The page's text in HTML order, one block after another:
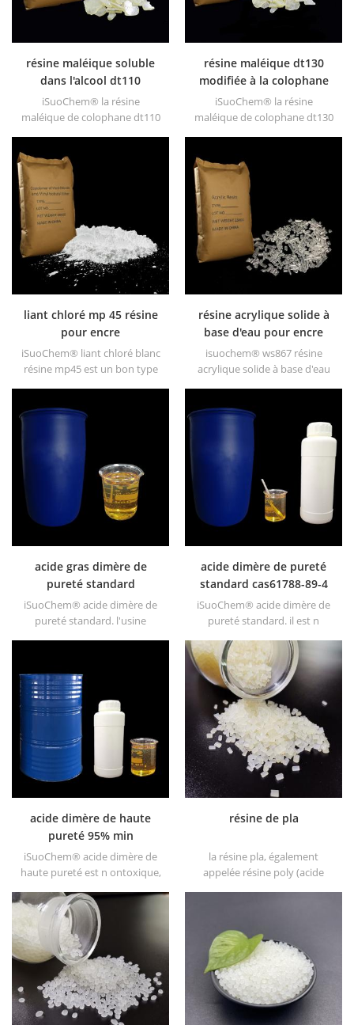
résine maléique soluble
dans l'alcool dt110
iSuoChem® la résine
maléique de colophane dt110
dissoute dans un mélange de
solvant de toluène et alcool
ou solvant alcoolique. il offre
une brillance élevée et un
séchage rapide.
résine maléique dt130
modifiée à la colophane
iSuoChem® la résine
maléique de colophane dt130
solvant de toluène et alcool
ou solvant alcoolique. il offre
une brillance élevée et un
séchage rapide.
liant chloré mp 45 résine
pour encre
iSuoChem® liant chloré blanc
résine mp45 est un bon type
les peintures anticorrosives
résine acrylique solide à
base d'eau pour encre
d'imprimerie
isuochem® ws867 résine
acrylique solide à base d'eau
résistance à l'abrasion, bonne
transparence, bonne
imprimabilité et bonne
transitivité.
acide gras dimère de
pureté standard
iSuoChem® acide dimère de
pureté standard. l'usine
point d'éclair élevé et le point
de feu ne gèlent pas à basse
température, bonne viscosité
et bonne congluti-nation il se
dissout dans la majorité des
solvants, ne se dissout jamais
dans l'eau.
acide dimère de pureté
standard cas61788-89-4
iSuoChem® acide dimère de
pureté standard. il est n
point d'éclair élevé et le point
de feu ne gèlent pas à basse
température, bonne viscosité
et bonne congluti-nation il se
dissout dans la majorité des
solvants, ne se dissout jamais
dans l'eau.
acide dimère de haute
pureté 95% min
iSuoChem® acide dimère de
haute pureté est n ontoxique,
élevé et le point de feu ne
gèlent pas à basse
température, bonne viscosité
et bonne congluti-nation il se
dissout dans la majorité des
solvants, ne se dissout jamais
dans l'eau.
résine de pla
la résine pla, également
appelée résine poly (acide
de l'environnement. cette
résine pla est polymérisée à
partir d'acide lactique dérivé
de sources végétales telles
que le maïs.